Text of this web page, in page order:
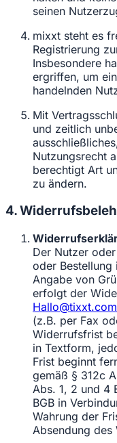
seinen
mixxt steht es
Registrierung
Insbesondere
ergriffen, um
handelnden
Mit
und zeitlich
Nutzungsrecht
berechtigt Art
zu ändern.
4.
Der Nutzer
oder Bestellung
Angabe von
erfolgt der
Hallo@tixxt.com
(z.B. per Fax
Widerrufsfrist
in Textform,
Frist beginnt
gemäß § 312c
Abs. 1, 2 und 4
BGB in
Wahrung der
Absendung des